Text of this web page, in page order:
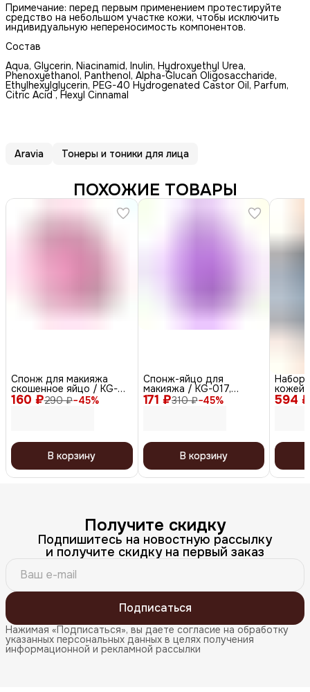
Примечание: перед первым применением протестируйте
средство на небольшом участке кожи, чтобы исключить
индивидуальную непереносимость компонентов.
Состав
Aqua, Glycerin, Niacinamid, Inulin, Hydroxyethyl Urea,
Phenoxyethanol, Panthenol, Alpha-Glucan Oligosaccharide,
Ethylhexylglycerin, PEG-40 Hydrogenated Castor Oil, Parfum,
Citric Acid , Hexyl Cinnamal
Aravia Тонеры и тоники для лица
ПОХОЖИЕ ТОВАРЫ
160 ₽290 ₽−45%
Спонж для макияжа
скошенное яйцо / KG-
011, розовый
В корзину
171 ₽310 ₽−45%
Спонж-яйцо для
макияжа / KG-017,
фиолетовый
В корзину
594 ₽
Набор
кожей
x 2, 20
Получите скидку
Подпишитесь на новостную рассылку
и получите скидку на первый заказ
Подписаться
Нажимая «Подписаться», вы даете согласие на обработку
указанных персональных данных в целях получения
информационной и рекламной рассылки